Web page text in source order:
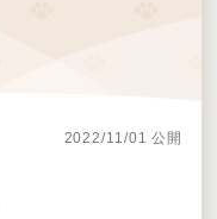
2022/11/01 公開